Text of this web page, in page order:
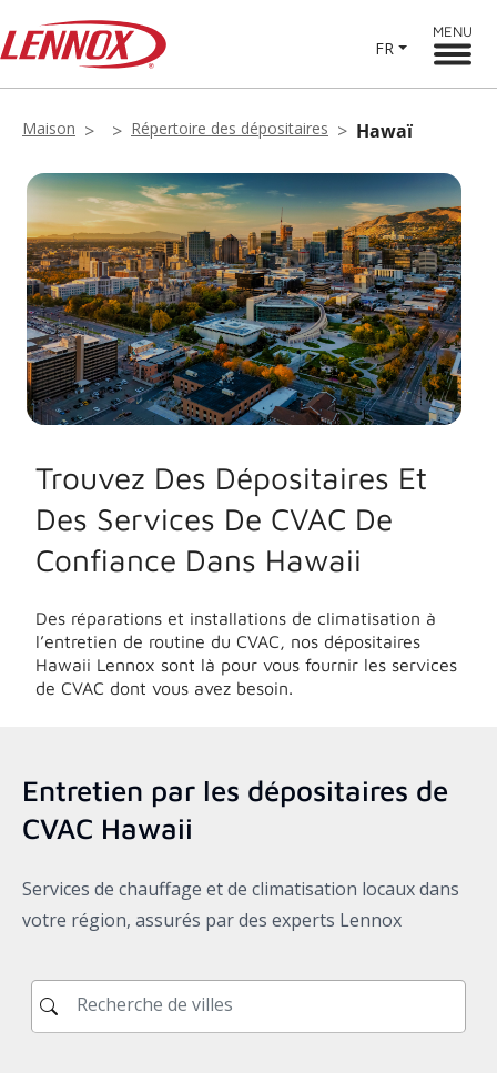
FR
MENU
Maison Répertoire des dépositaires Hawaï
Trouvez Des Dépositaires Et
Des Services De CVAC De
Confiance Dans Hawaii
Des réparations et installations de climatisation à
l’entretien de routine du CVAC, nos dépositaires
Hawaii Lennox sont là pour vous fournir les services
de CVAC dont vous avez besoin.
Entretien par les dépositaires de
CVAC Hawaii
Services de chauffage et de climatisation locaux dans
votre région, assurés par des experts Lennox